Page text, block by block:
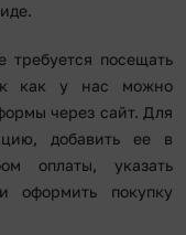
посещать
как у нас можно
через сайт. Для
добавить ее в
оплаты, указать
оформить покупку